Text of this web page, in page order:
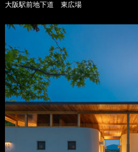
大阪駅前地下道 東広場